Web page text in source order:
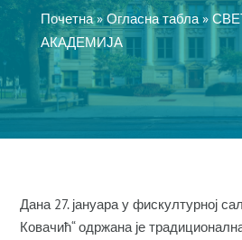
Почетна»Огласна табла»
АКАДЕМИЈА
Дана 27. јануара у фискултурној
Ковачић“ одржана је